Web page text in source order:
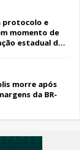
protocolo e
momento de
estadual do
morre após
da BR-